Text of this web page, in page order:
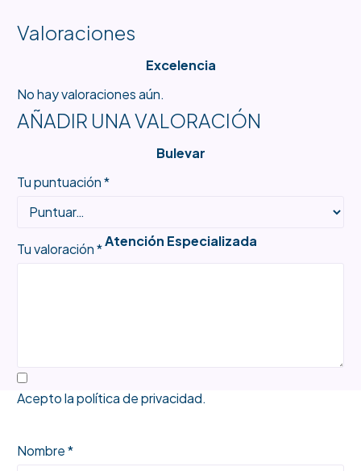
Excelencia
Bulevar
Atención Especializada
Valoraciones
No hay valoraciones aún.
AÑADIR UNA VALORACIÓN
Tu puntuación*
Tu valoración*
Acepto lapolítica de privacidad.
Nombre *